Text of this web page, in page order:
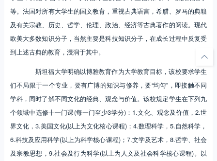
等。法国对所有大学生的国文教育，重视古典语言，希腊、罗马的典籍
及有关宗教、历史、哲学、伦理、政治、经济等古典著作的阅读。现代
欧美大多数知识分子，当然主要是科技知识分子，在成长过程中反复受
到上述古典的教育，浸润于其中。
斯坦福大学明确以博雅教育作为大学教育目标，该校要求学生
们不局限于一个专业，要有广博的知识与修养，要“均匀”，即接触不同
学科，同时了解不同文化的经典、观念与价值。该校规定学生在下列九
个领域中选修十一门课(每一门至少3学分)：1.文化、观念及价值，2.世
界文化，3.美国文化(以上为文化核心课程)；4.数理科学，5.自然科学，
6.科技及应用科学(以上为科学核心课程)；7.文学及艺术，8.哲学、社会
及宗教思想，9.社会及行为科学(以上为人文及社会科学核心课程)。以